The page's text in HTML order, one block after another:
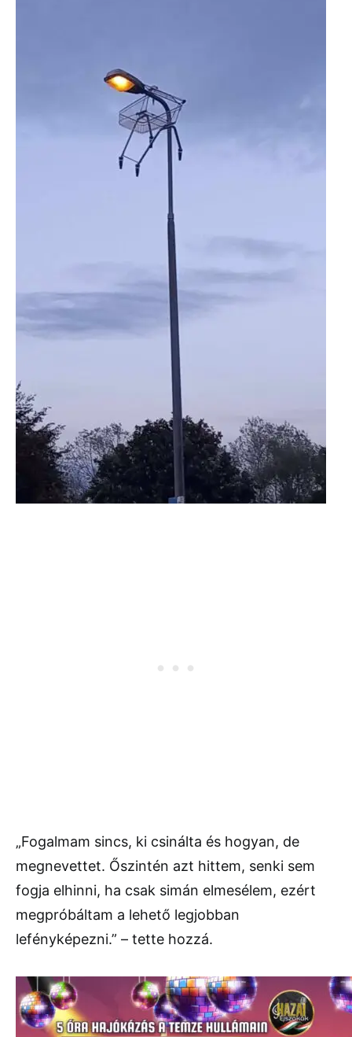
„Fogalmam sincs, ki csinálta és hogyan, de
megnevettet. Őszintén azt hittem, senki sem
fogja elhinni, ha csak simán elmesélem, ezért
megpróbáltam a lehető legjobban
lefényképezni.” – tette hozzá.